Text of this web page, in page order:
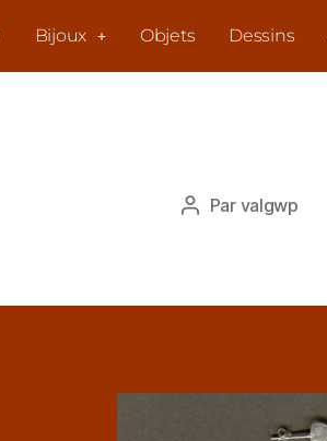
Bijoux Objets Dessins
Par valgwp